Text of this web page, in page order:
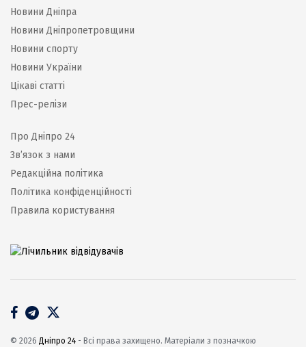
Новини Дніпра
Новини Дніпропетровщини
Новини спорту
Новини України
Цікаві статті
Прес-релізи
Про Дніпро 24
Зв’язок з нами
Редакційна політика
Політика конфіденційності
Правила користування
© 2026 Дніпро 24 - Всі права захищено. Матеріали з позначкою